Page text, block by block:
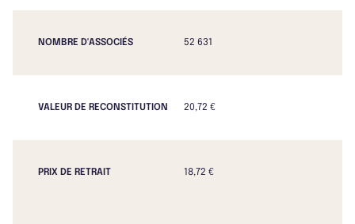
NOMBRE D'ASSOCIÉS 52 631
VALEUR DE RECONSTITUTION 20,72 €
PRIX DE RETRAIT 18,72 €